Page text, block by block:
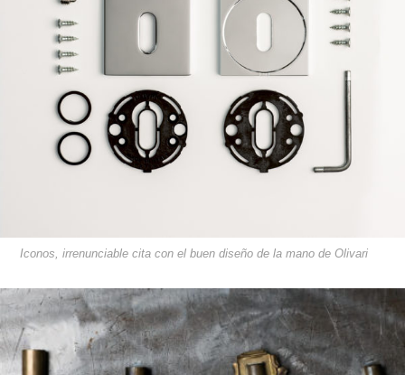
Iconos, irrenunciable cita con el buen diseño de la mano de Olivari